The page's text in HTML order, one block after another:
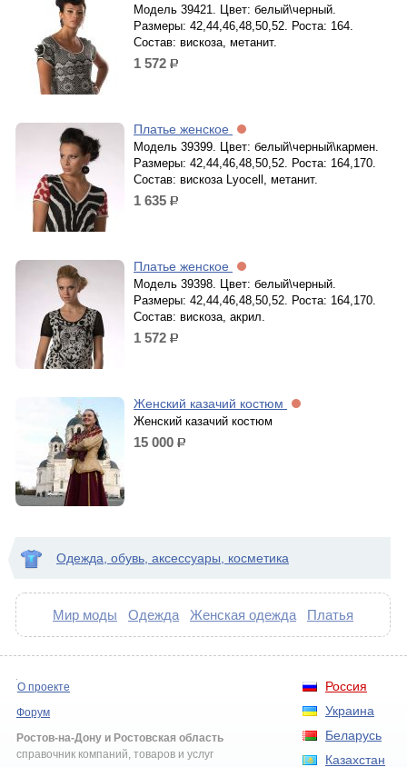
Модель 39421. Цвет: белый\черный.
Размеры: 42,44,46,48,50,52. Роста: 164.
Состав: вискоза, метанит.
1 572 р.
Платье женское
Модель 39399. Цвет: белый\черный\кармен.
Размеры: 42,44,46,48,50,52. Роста: 164,170.
Состав: вискоза Lyocell, метанит.
1 635 р.
Платье женское
Модель 39398. Цвет: белый\черный.
Размеры: 42,44,46,48,50,52. Роста: 164,170.
Состав: вискоза, акрил.
1 572 р.
Женский казачий костюм
Женский казачий костюм
15 000 р.
Одежда, обувь, аксессуары, косметика
Мир моды Одежда Женская одежда Платья
Россия
Украина
Беларусь
Казахстан
О проекте
Форум
Ростов-на-Дону и Ростовская область
справочник компаний, товаров и услуг